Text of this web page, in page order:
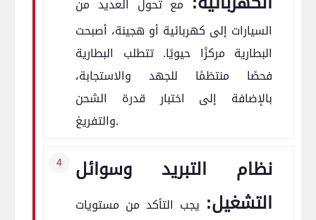
السيارات إلى كهربائية أو هجينة، أصبحت
البطارية مركزًا حيويًا. تتطلب البطارية
فحصًا منتظمًا للجهد والاستجابة،
بالإضافة إلى اختبار قدرة الشحن
والتفريغ.
نظام التبريد وسوائل
التشغيل: يجب التأكد من مستويات